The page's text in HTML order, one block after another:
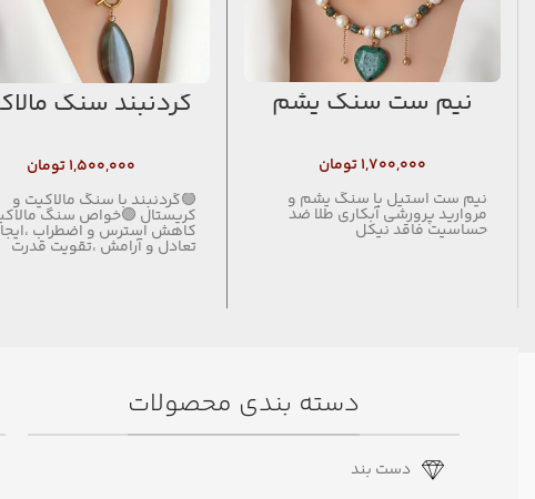
نیم ست سنگ یشم
۱,۷۰۰,۰۰۰تومان
نیم ست استیل با سنگ یشم و
مروارید پرورشی آبکاری طلا ضد
حساسیت فاقد نیکل
گردنبند سنگ
۱,۵۰۰,۰۰۰تومان
🟢گردنبند با سنگ مالاکیت و
کریستال 🟢خواص سنگ
کاهش استرس و اضطراب
تعادل و آرامش ،تقویت قدرت
دسته بندی محصولات
دست بند